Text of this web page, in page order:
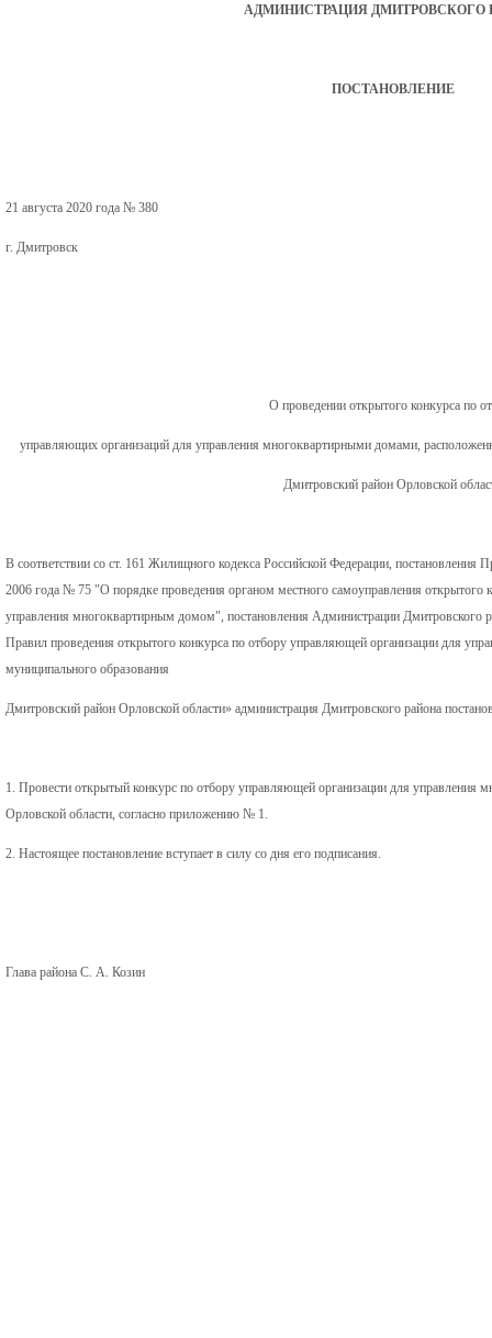
АДМИНИСТРАЦИЯ ДМИТРОВСКОГО
ПОСТАНОВЛЕНИЕ
21 августа 2020 года № 380
г. Дмитровск
О проведении открытого конкурса по
управляющих организаций для управления многоквартирными домами,
Дмитровский район Орловской
В соответствии со ст. 161 Жилищного кодекса Российской Федерации, постановления
2006 года № 75 "О порядке проведения органом местного самоуправления открытого
управления многоквартирным домом", постановления Администрации Дмитровского
Правил проведения открытого конкурса по отбору управляющей организации для
муниципального образования
Дмитровский район Орловской области» администрация Дмитровского района
1. Провести открытый конкурс по отбору управляющей организации для
Орловской области, согласно приложению № 1.
2. Настоящее постановление вступает в силу со дня его подписания.
Глава района С. А. Козин